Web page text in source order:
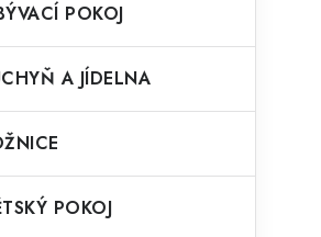
POKOJ
A JÍDELNA
POKOJ